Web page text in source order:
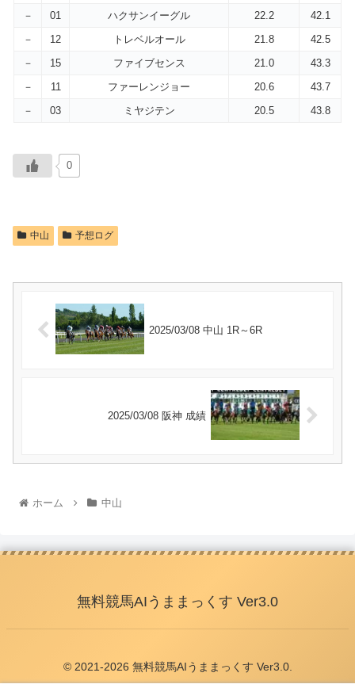
－
01 ハクサンイーグル 22.2
42.1
－
12 トレベルオール 21.8
42.5
－
15 ファイブセンス 21.0
43.3
－
11 ファーレンジョー 20.6
43.7
－
03 ミヤジテン 20.5 43.8
0
中山 予想ログ
2025/03/08 中山 1R～6R
2025/03/08 阪神 成績
ホーム 中山
無料競馬AIうままっくす Ver3.0
© 2021-2026 無料競馬AIうままっくす Ver3.0.